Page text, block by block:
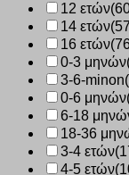
12 ετών
14 ετών
16 ετών
0-3 μηνών
3-6-minon
0-6 μηνών
6-18
18-36
3-4 ετών
4-5 ετών